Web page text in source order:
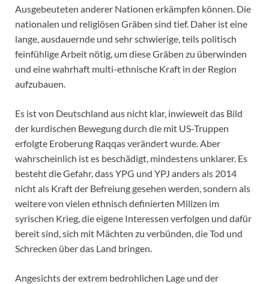
Ausgebeuteten anderer Nationen erkämpfen können. Die
nationalen und religiösen Gräben sind tief. Daher ist eine
lange, ausdauernde und sehr schwierige, teils politisch
feinfühlige Arbeit nötig, um diese Gräben zu überwinden
und eine wahrhaft multi-ethnische Kraft in der Region
aufzubauen.
Es ist von Deutschland aus nicht klar, inwieweit das Bild
der kurdischen Bewegung durch die mit US-Truppen
erfolgte Eroberung Raqqas verändert wurde. Aber
wahrscheinlich ist es beschädigt, mindestens unklarer. Es
besteht die Gefahr, dass YPG und YPJ anders als 2014
nicht als Kraft der Befreiung gesehen werden, sondern als
weitere von vielen ethnisch definierten Milizen im
syrischen Krieg, die eigene Interessen verfolgen und dafür
bereit sind, sich mit Mächten zu verbünden, die Tod und
Schrecken über das Land bringen.
Angesichts der extrem bedrohlichen Lage und der